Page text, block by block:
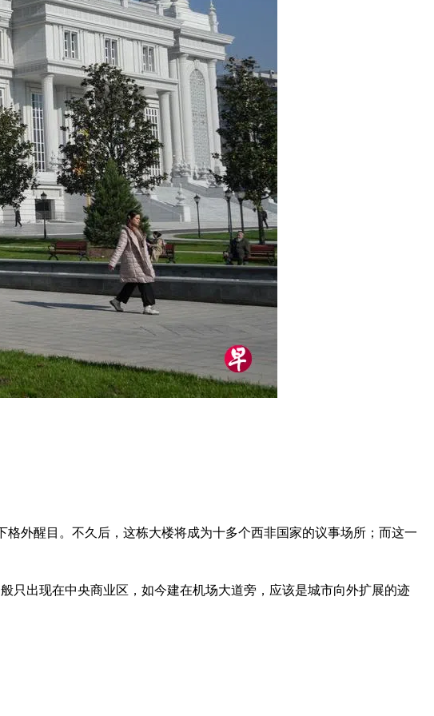
外醒目。不久后，这栋大楼将成为十多个西非国家的议事场所；而这一
只出现在中央商业区，如今建在机场大道旁，应该是城市向外扩展的迹